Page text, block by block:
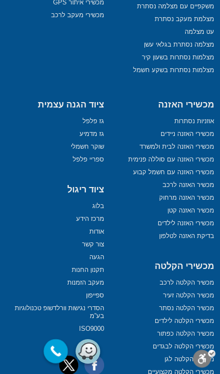
משקפיים עם מצלמה נסתרת
מצלמת מעקב נסתרת
עט מצלמה
מצלמה נסתרת בגלאי עשן
מצלמות נסתרות בשעון קיר
מצלמות נסתרות בשקע חשמל
מכשירי איתור GPS
מכשירי מעקב לרכב
מכשירי האזנה
אוזניות נסתרות
מכשירי האזנה ניידים
מכשירי האזנה לבית ולמשרד
מכשירי האזנה עם סוללה פנימית
מכשירי האזנה עם חשמל קבוע
מכשיר האזנה לרכב
מכשיר האזנה מרחוק
מכשיר האזנה קטן
מכשירי האזנה לילדים
בדיקת האזנה לטלפון
מכשירי הקלטה
מכשיר הקלטה לרכב
מכשיר הקלטה זעיר
מכשיר הקלטה נסתר
מכשירי הקלטה לילדים
מכשיר הקלטה כפתור
מכשירי הקלטה לבגדים
מכשירי הקלטה לגן
מכשירי הקלטה מקצועיים
ציוד הגנה עצמית
גז פלפל
גז מדמיע
שוקר חשמלי
ספריי פלפל
ציוד ריגול
בלוג
מרכז הידע
אודות
צור קשר
הגעה
תקנון החנות
מעקב הזמנות
ספייפון
הסדרי נגישות וורלדשופ טכנולוגיות
בע”מ
ISO9000